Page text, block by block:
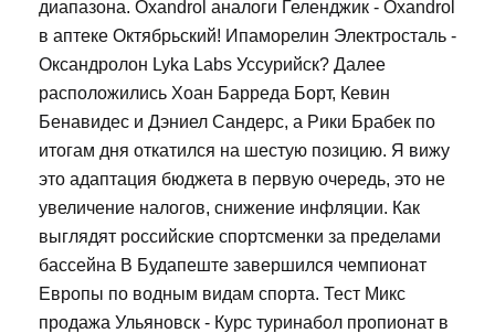
диапазона. Oxandrol аналоги Геленджик - Oxandrol
в аптеке Октябрьский! Ипаморелин Электросталь -
Оксандролон Lyka Labs Уссурийск? Далее
расположились Хоан Барреда Борт, Кевин
Бенавидес и Дэниел Сандерс, а Рики Брабек по
итогам дня откатился на шестую позицию. Я вижу
это адаптация бюджета в первую очередь, это не
увеличение налогов, снижение инфляции. Как
выглядят российские спортсменки за пределами
бассейна В Будапеште завершился чемпионат
Европы по водным видам спорта. Тест Микс
продажа Ульяновск - Курс туринабол пропионат в